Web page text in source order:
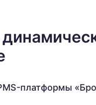
платформы